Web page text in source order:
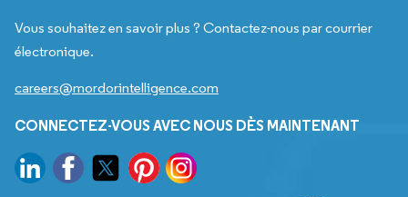
Vous souhaitez en savoir plus ? Contactez-nous par courrier
électronique.
careers@mordorintelligence.com
CONNECTEZ-VOUS AVEC NOUS DÈS MAINTENANT